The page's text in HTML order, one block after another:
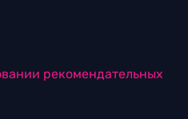
рекомендательных